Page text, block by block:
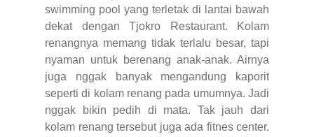
swimming pool yang terletak di lantai bawah
dekat dengan Tjokro Restaurant. Kolam
renangnya memang tidak terlalu besar, tapi
nyaman untuk berenang anak-anak. Airnya
juga nggak banyak mengandung kaporit
seperti di kolam renang pada umumnya. Jadi
nggak bikin pedih di mata. Tak jauh dari
kolam renang tersebut juga ada fitnes center.